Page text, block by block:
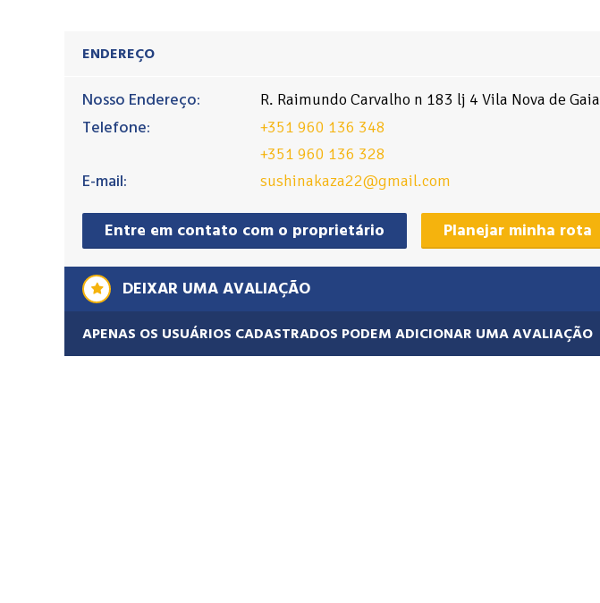
ENDEREÇO
Nosso Endereço: R. Raimundo Carvalho n 183 lj 4 Vila Nova de Gaia
Telefone:
+351 960 136 348
+351 960 136 328
E-mail: sushinakaza22@gmail.com
Entre em contato com o proprietário Planejar minha rota
DEIXAR UMA AVALIAÇÃO
APENAS OS USUÁRIOS CADASTRADOS PODEM ADICIONAR UMA AVALIAÇÃO